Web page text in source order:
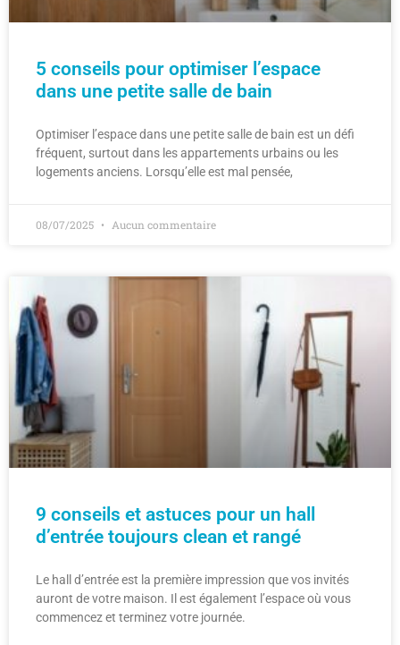
5 conseils pour optimiser l’espace
dans une petite salle de bain
Optimiser l’espace dans une petite salle de bain est un défi
fréquent, surtout dans les appartements urbains ou les
logements anciens. Lorsqu’elle est mal pensée,
08/07/2025 Aucun commentaire
9 conseils et astuces pour un hall
d’entrée toujours clean et rangé
Le hall d’entrée est la première impression que vos invités
auront de votre maison. Il est également l’espace où vous
commencez et terminez votre journée.